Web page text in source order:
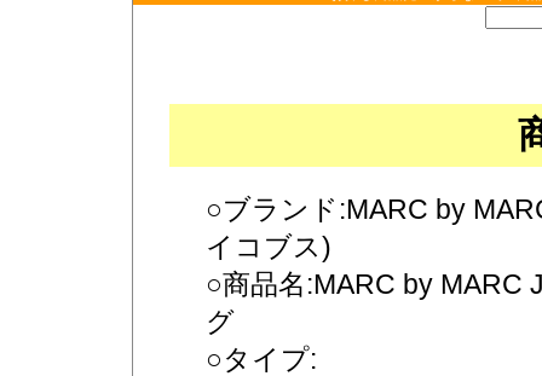
○ブランド:MARC by
イコブス)
○商品名:MARC by MARC
グ
○タイプ: